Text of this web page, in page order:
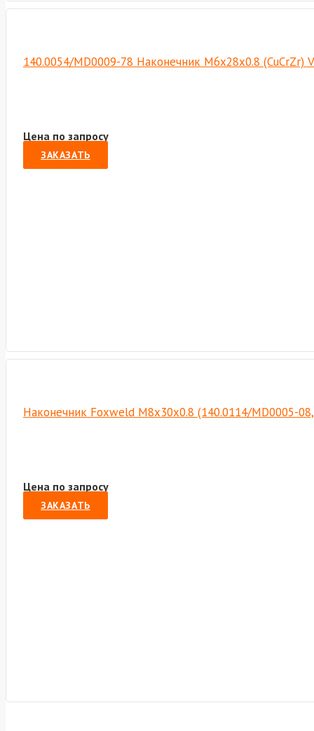
140.0054/MD0009-78 Наконечник М6х28х0.8 (CuCrZr)
Цена по запросу
ЗАКАЗАТЬ
Наконечник Foxweld М8х30х0.8 (140.0114/MD0005-
Цена по запросу
ЗАКАЗАТЬ